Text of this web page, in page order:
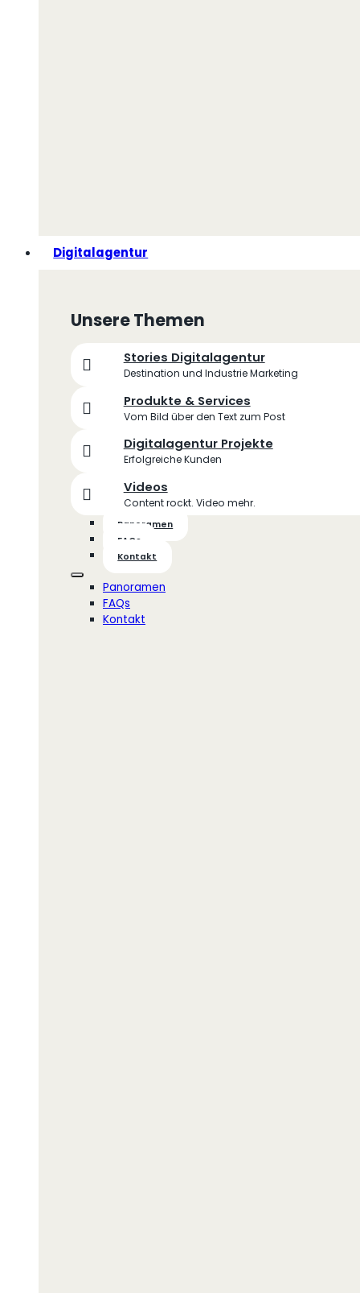
Digitalagentur
Unsere Themen
Stories Digitalagentur
Destination und Industrie Marketing
Produkte & Services
Vom Bild über den Text zum Post
Digitalagentur Projekte
Erfolgreiche Kunden
Videos
Content rockt. Video mehr.
Panoramen
FAQs
Kontakt
Panoramen
FAQs
Kontakt